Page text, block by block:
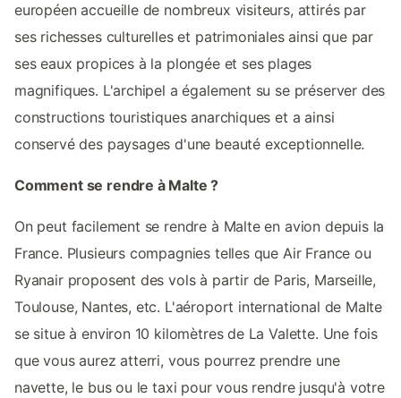
européen accueille de nombreux visiteurs, attirés par
ses richesses culturelles et patrimoniales ainsi que par
ses eaux propices à la plongée et ses plages
magnifiques. L'archipel a également su se préserver des
constructions touristiques anarchiques et a ainsi
conservé des paysages d'une beauté exceptionnelle.
Comment se rendre à Malte ?
On peut facilement se rendre à Malte en avion depuis la
France. Plusieurs compagnies telles que Air France ou
Ryanair proposent des vols à partir de Paris, Marseille,
Toulouse, Nantes, etc. L'aéroport international de Malte
se situe à environ 10 kilomètres de La Valette. Une fois
que vous aurez atterri, vous pourrez prendre une
navette, le bus ou le taxi pour vous rendre jusqu'à votre